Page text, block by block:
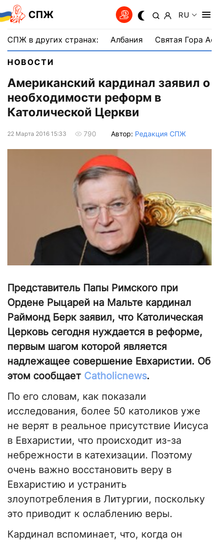
СПЖ RU
СПЖ в других странах: Албания Святая Гора
НОВОСТИ
Американский кардинал заявил о
необходимости реформ в
Католической Церкви
22 Марта 2016 15:33 790 Автор: Редакция СПЖ
Представитель Папы Римского при
Ордене Рыцарей на Мальте кардинал
Раймонд Берк заявил, что Католическая
Церковь сегодня нуждается в реформе,
первым шагом которой является
надлежащее совершение Евхаристии. Об
этом сообщает Сatholicnews.
По его словам, как показали
исследования, более 50 католиков уже
не верят в реальное присутствие Иисуса
в Евхаристии, что происходит из-за
небрежности в катехизации. Поэтому
очень важно восстановить веру в
Евхаристию и устранить
злоупотребления в Литургии, поскольку
это приводит к ослаблению веры.
Кардинал вспоминает, что, когда он